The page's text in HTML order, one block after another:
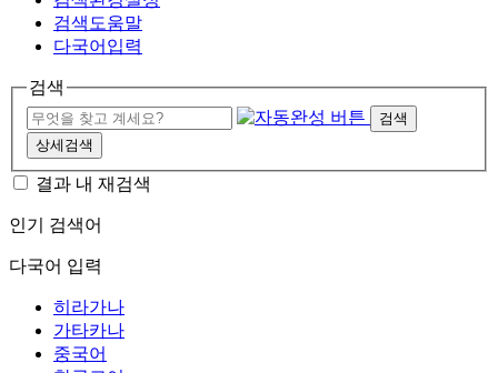
검색도움말
다국어입력
검색
검색
상세검색
결과 내 재검색
인기 검색어
다국어 입력
히라가나
가타카나
중국어